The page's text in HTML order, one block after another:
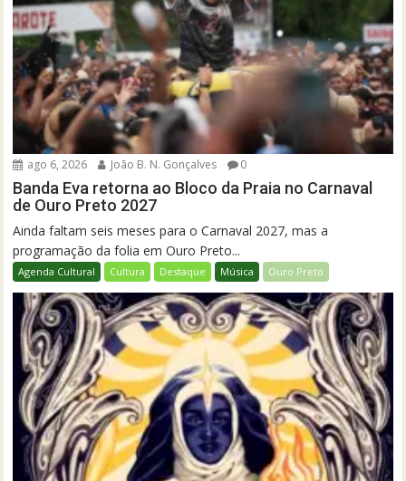
ago 6, 2026 João B. N. Gonçalves 0
Banda Eva retorna ao Bloco da Praia no Carnaval
de Ouro Preto 2027
Ainda faltam seis meses para o Carnaval 2027, mas a
programação da folia em Ouro Preto...
Agenda Cultural Cultura Destaque Música Ouro Preto